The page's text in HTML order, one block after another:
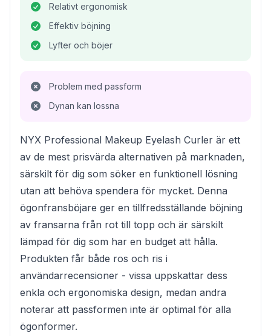
Relativt ergonomisk
Effektiv böjning
Lyfter och böjer
Problem med passform
Dynan kan lossna
NYX Professional Makeup Eyelash Curler är ett
av de mest prisvärda alternativen på marknaden,
särskilt för dig som söker en funktionell lösning
utan att behöva spendera för mycket. Denna
ögonfransböjare ger en tillfredsställande böjning
av fransarna från rot till topp och är särskilt
lämpad för dig som har en budget att hålla.
Produkten får både ros och ris i
användarrecensioner - vissa uppskattar dess
enkla och ergonomiska design, medan andra
noterar att passformen inte är optimal för alla
ögonformer.